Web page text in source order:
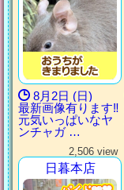
8月2日 (日)
最新画像有ります‼️
元気いっぱいなヤ
ンチャガ …
2,506 view
日暮本店